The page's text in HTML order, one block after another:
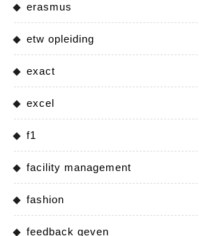
erasmus
etw opleiding
exact
excel
f1
facility management
fashion
feedback geven